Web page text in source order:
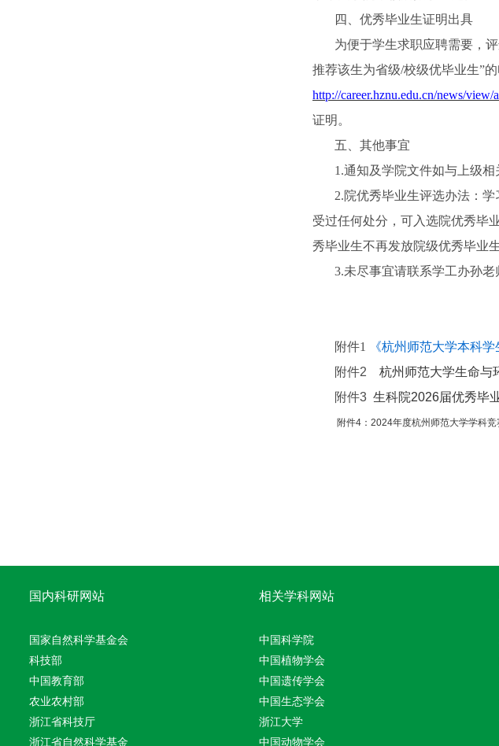
四、优秀毕业生证明出具
为便于学生求职应聘需要，
推荐该生为省级/校级优毕业生”
http://career.hznu.edu.cn/news/view/
证明。
五、其他事宜
1.通知及学院文件如与上级
2.院优秀毕业生评选办法：
受过任何处分，可入选院优秀毕
秀毕业生不再发放院级优秀毕业生
3.未尽事宜请联系学工办孙老
附件1
《杭州师范大学本科
附件2 杭州师范大学生命与
附件3 生科院2026届优秀毕
附件4：2024年度杭州师范大学学科
国内科研网站
国家自然科学基金会
科技部
中国教育部
农业农村部
浙江省科技厅
浙江省自然科学基金
相关学科网站
中国科学院
中国植物学会
中国遗传学会
中国生态学会
浙江大学
中国动物学会